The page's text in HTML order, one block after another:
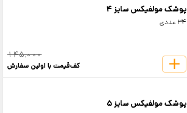
پوشک مولفیکس سایز 4
34 عددی
145,000
کف‌قیمت با اولین سفارش
پوشک مولفیکس سایز 5